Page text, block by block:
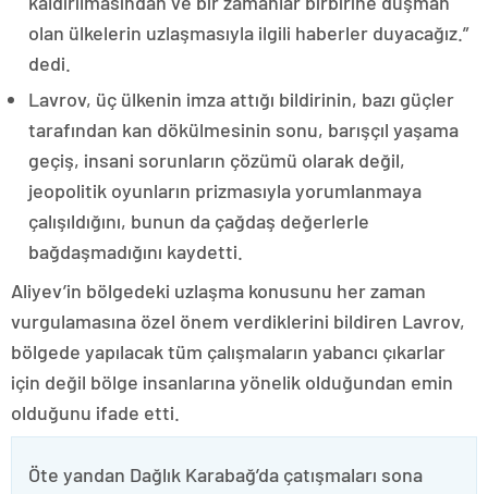
olan ülkelerin uzlaşmasıyla ilgili haberler duyacağız.”
dedi.
Lavrov, üç ülkenin imza attığı bildirinin, bazı güçler
tarafından kan dökülmesinin sonu, barışçıl yaşama
geçiş, insani sorunların çözümü olarak değil,
jeopolitik oyunların prizmasıyla yorumlanmaya
çalışıldığını, bunun da çağdaş değerlerle
bağdaşmadığını kaydetti.
Aliyev’in bölgedeki uzlaşma konusunu her zaman
vurgulamasına özel önem verdiklerini bildiren Lavrov,
bölgede yapılacak tüm çalışmaların yabancı çıkarlar
için değil bölge insanlarına yönelik olduğundan emin
olduğunu ifade etti.
Öte yandan Dağlık Karabağ’da çatışmaları sona